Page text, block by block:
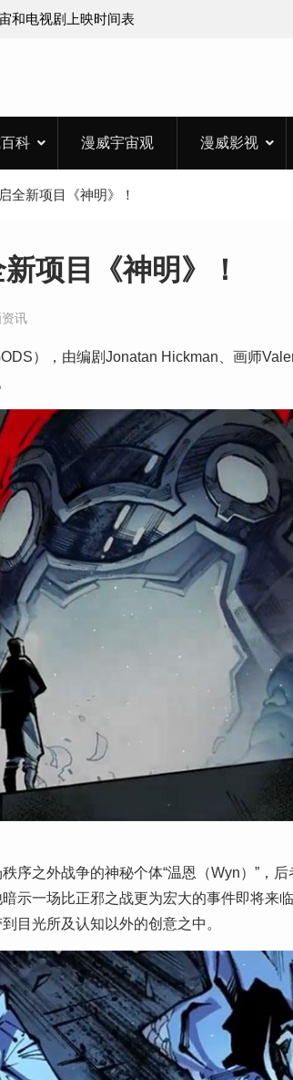
和电视剧上映时间表
科 漫威宇宙观 漫威影视
全新项目《神明》！
项目《神明》！
讯
），由编剧Jonatan Hickman、画师
序之外战争的神秘个体“温恩（Wyn）”，
示一场比正邪之战更为宏大的事件即将来
目光所及认知以外的创意之中。